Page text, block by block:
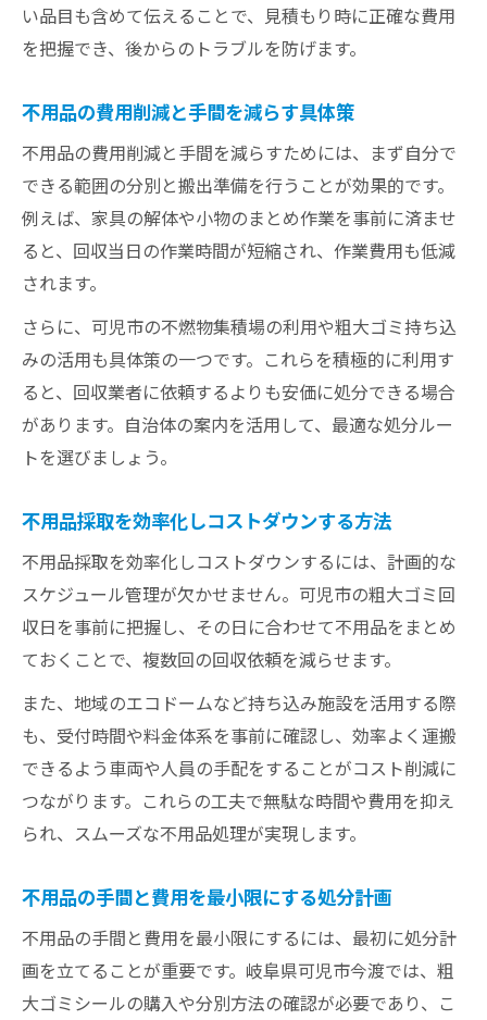
い品目も含めて伝えることで、見積もり時に正確な費用
を把握でき、後からのトラブルを防げます。
不用品の費用削減と手間を減らす具体策
不用品の費用削減と手間を減らすためには、まず自分で
できる範囲の分別と搬出準備を行うことが効果的です。
例えば、家具の解体や小物のまとめ作業を事前に済ませ
ると、回収当日の作業時間が短縮され、作業費用も低減
されます。
さらに、可児市の不燃物集積場の利用や粗大ゴミ持ち込
みの活用も具体策の一つです。これらを積極的に利用す
ると、回収業者に依頼するよりも安価に処分できる場合
があります。自治体の案内を活用して、最適な処分ルー
トを選びましょう。
不用品採取を効率化しコストダウンする方法
不用品採取を効率化しコストダウンするには、計画的な
スケジュール管理が欠かせません。可児市の粗大ゴミ回
収日を事前に把握し、その日に合わせて不用品をまとめ
ておくことで、複数回の回収依頼を減らせます。
また、地域のエコドームなど持ち込み施設を活用する際
も、受付時間や料金体系を事前に確認し、効率よく運搬
できるよう車両や人員の手配をすることがコスト削減に
つながります。これらの工夫で無駄な時間や費用を抑え
られ、スムーズな不用品処理が実現します。
不用品の手間と費用を最小限にする処分計画
不用品の手間と費用を最小限にするには、最初に処分計
画を立てることが重要です。岐阜県可児市今渡では、粗
大ゴミシールの購入や分別方法の確認が必要であり、こ